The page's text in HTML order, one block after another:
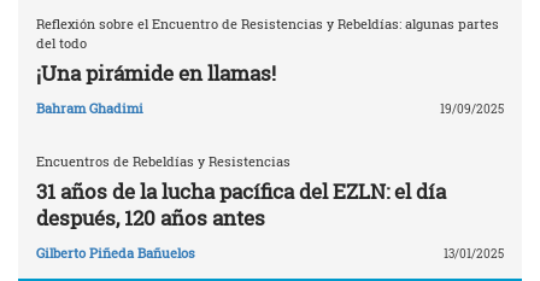
Reflexión sobre el Encuentro de Resistencias y Rebeldías: algunas partes
del todo
¡Una pirámide en llamas!
Bahram Ghadimi 19/09/2025
Encuentros de Rebeldías y Resistencias
31 años de la lucha pacífica del EZLN: el día
después, 120 años antes
Gilberto Piñeda Bañuelos 13/01/2025